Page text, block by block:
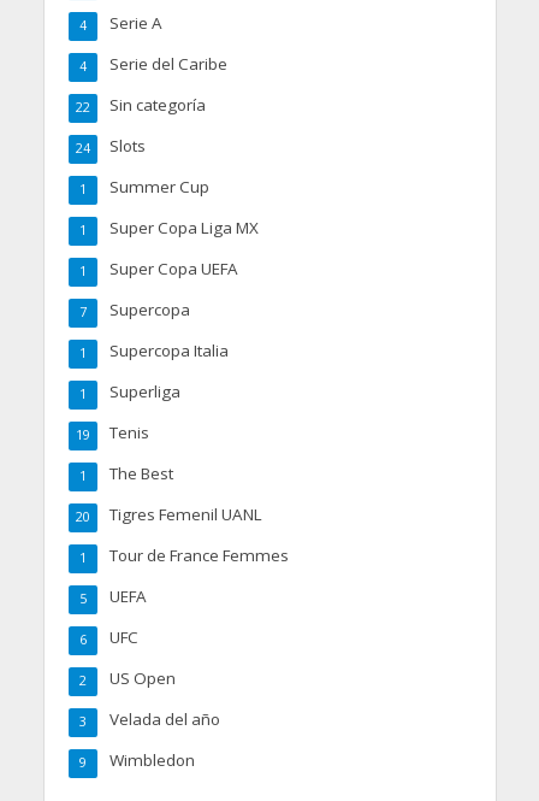
Serie A
4
Serie del Caribe
4
Sin categoría
22
Slots
24
Summer Cup
1
Super Copa Liga MX
1
Super Copa UEFA
1
Supercopa
7
Supercopa Italia
1
Superliga
1
Tenis
19
The Best
1
Tigres Femenil UANL
20
Tour de France Femmes
1
UEFA
5
UFC
6
US Open
2
Velada del año
3
Wimbledon
9